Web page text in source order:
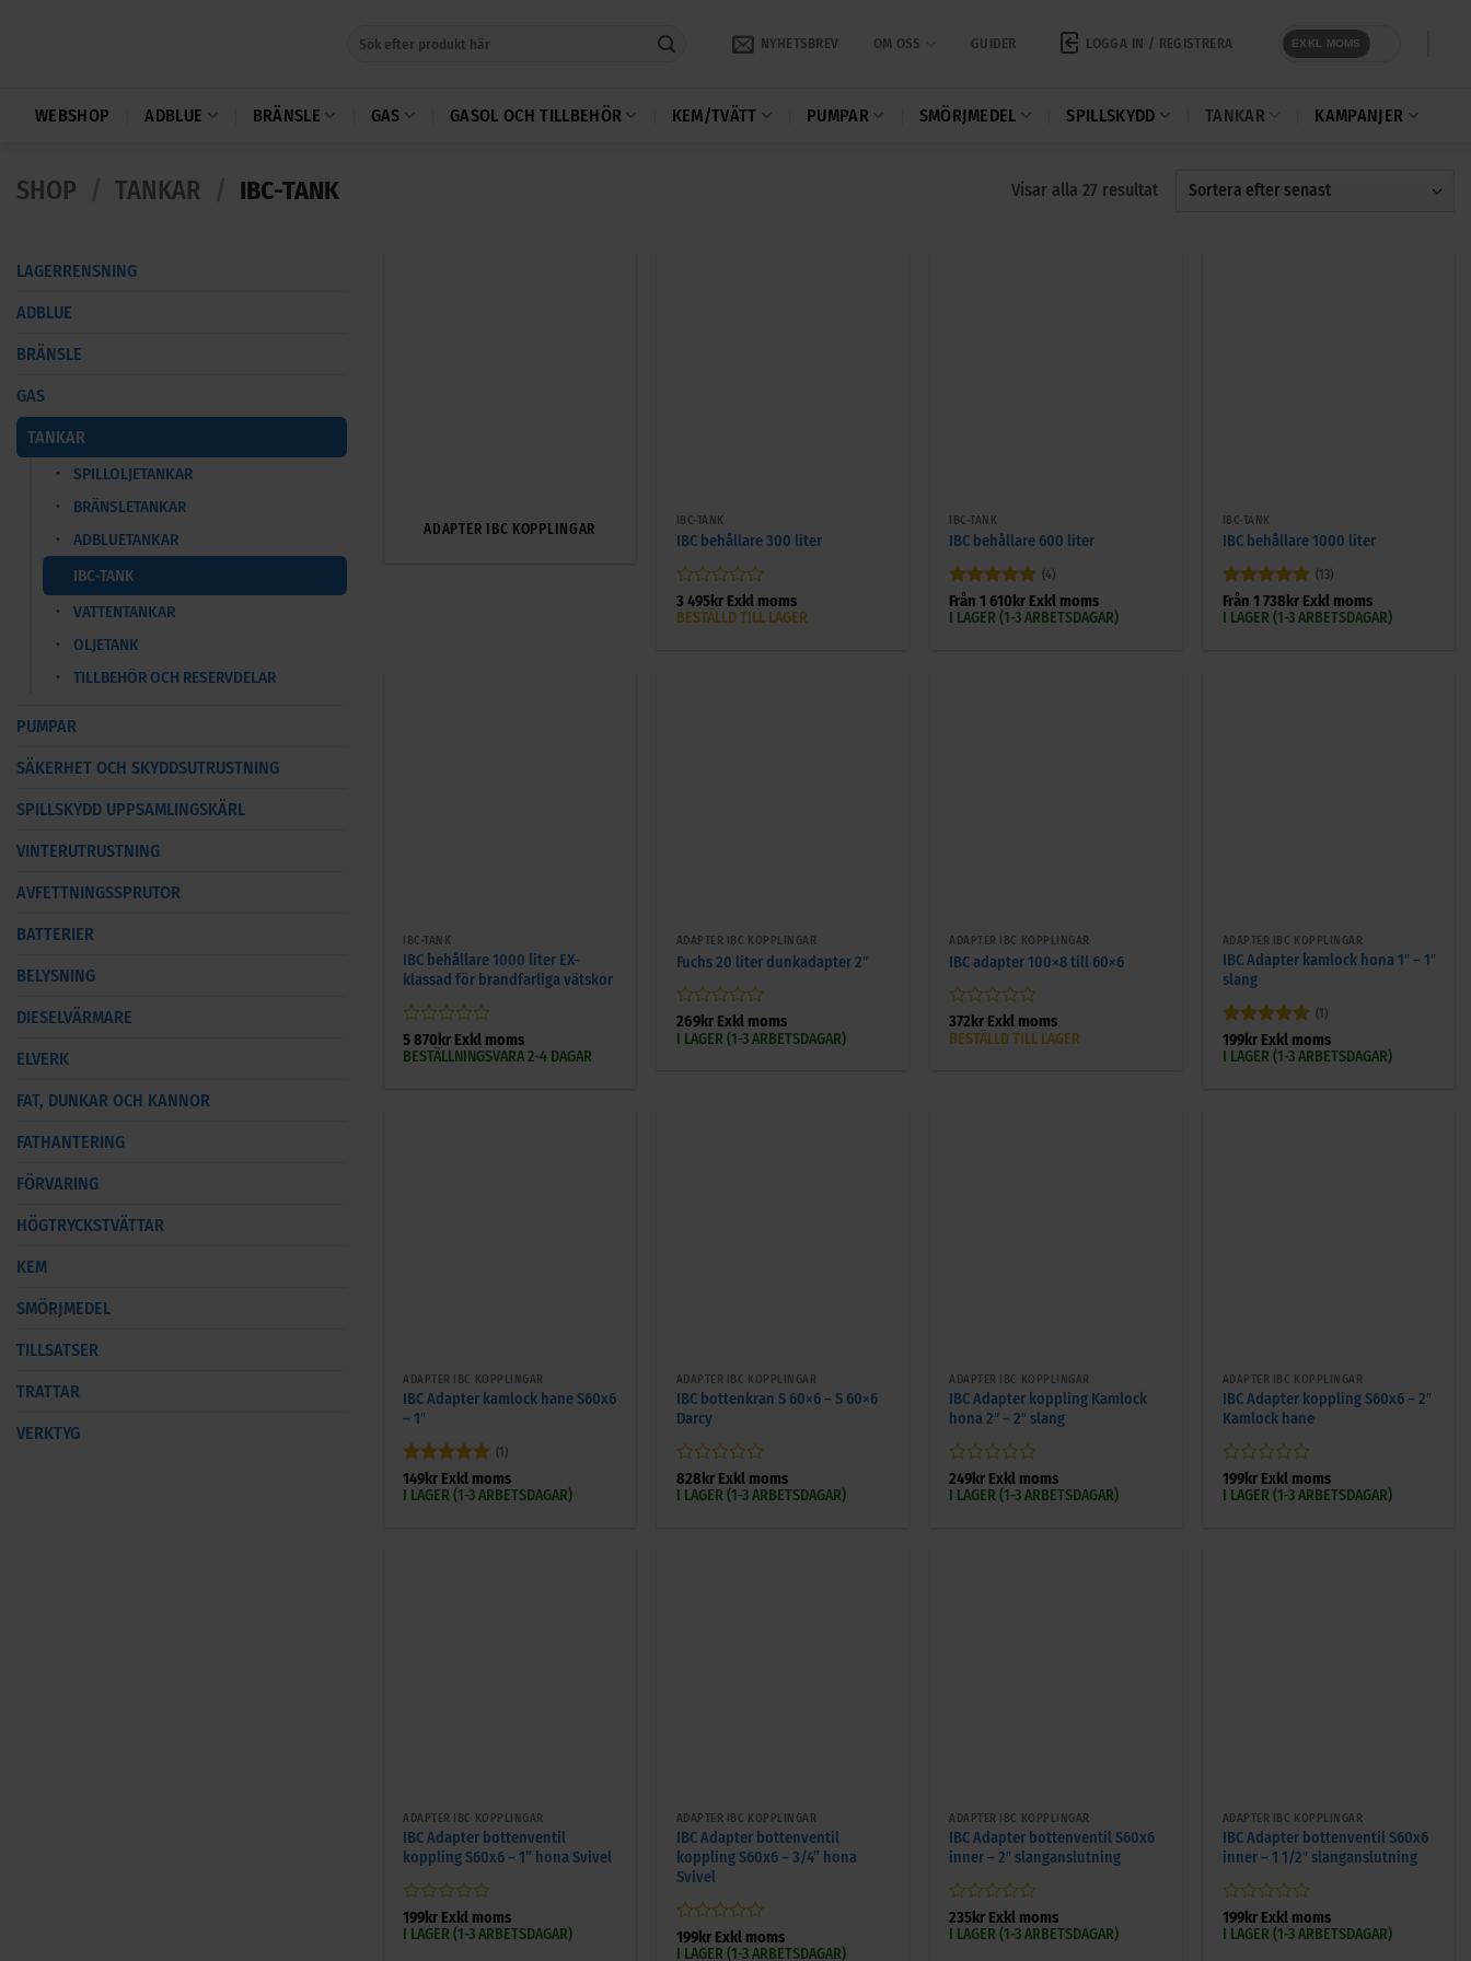
NYHETSBREV OM OSS GUIDER LOGGA IN / REGISTRERA EXKL MOMS
WEBSHOP ADBLUE BRÄNSLE GAS GASOL OCH TILLBEHÖR KEM/TVÄTT PUMPAR SMÖRJMEDEL SPILLSKYDD TANKAR KAMPANJER
SHOP TANKAR IBC-TANK Visar alla 27 resultatSortera
LAGERRENSNING
ADBLUE
BRÄNSLE
GAS
TANKAR
SPILLOLJETANKAR
BRÄNSLETANKAR
ADBLUETANKAR
IBC-TANK
VATTENTANKAR
OLJETANK
TILLBEHÖR OCH RESERVDELAR
PUMPAR
SÄKERHET OCH SKYDDSUTRUSTNING
SPILLSKYDD UPPSAMLINGSKÄRL
VINTERUTRUSTNING
AVFETTNINGSSPRUTOR
BATTERIER
BELYSNING
DIESELVÄRMARE
ELVERK
FAT, DUNKAR OCH KANNOR
FATHANTERING
FÖRVARING
HÖGTRYCKSTVÄTTAR
KEM
SMÖRJMEDEL
TILLSATSER
TRATTAR
VERKTYG
ADAPTER IBC KOPPLINGAR IBC-TANK
IBC behållare 300 liter
Betygsatt
0
3 495krExkl moms
BESTÄLLD TILL LAGER
IBC-TANK
IBC behållare 600 liter
Betygsatt5
av 5
(4)
Från1 610 kr Exkl moms
I LAGER (1-3 ARBETSDAGAR)
IBC-TANK
IBC behållare 1000 liter
Betygsatt5
av 5
(13)
Från 1 738 krExkl moms
I LAGER (1-3 ARBETSDAGAR)
IBC-TANK
IBC behållare 1000 liter EX-
klassad för brandfarliga vätskor
Betygsatt
0
5 870 kr Exkl moms
BESTÄLLNINGSVARA 2-4 DAGAR
ADAPTER IBC KOPPLINGAR
Fuchs 20 liter dunkadapter 2″
Betygsatt
0
269krExkl moms
I LAGER (1-3 ARBETSDAGAR)
ADAPTER IBC KOPPLINGAR
IBC adapter 100×8 till 60×6
Betygsatt
0
372 kr Exkl moms
BESTÄLLD TILL LAGER
ADAPTER IBC KOPPLINGAR
IBC Adapter kamlock hona 1″ – 1″
slang
Betygsatt5
av 5
(1)
199krExkl moms
I LAGER (1-3 ARBETSDAGAR)
ADAPTER IBC KOPPLINGAR
IBC Adapter kamlock hane S60x6
– 1″
Betygsatt5
av 5
(1)
149kr Exkl moms
I LAGER (1-3 ARBETSDAGAR)
ADAPTER IBC KOPPLINGAR
IBC bottenkran S 60×6 – S 60×6
Darcy
Betygsatt
0
828 krExkl moms
I LAGER (1-3 ARBETSDAGAR)
ADAPTER IBC KOPPLINGAR
IBC Adapter koppling Kamlock
hona 2″ – 2″ slang
Betygsatt
0
249kr Exkl moms
I LAGER (1-3 ARBETSDAGAR)
ADAPTER IBC KOPPLINGAR
IBC Adapter koppling S60x6 – 2″
Kamlock hane
Betygsatt
0
199krExkl moms
I LAGER (1-3 ARBETSDAGAR)
ADAPTER IBC KOPPLINGAR
IBC Adapter bottenventil
koppling S60x6 – 1” hona Svivel
Betygsatt
0
199kr Exkl moms
I LAGER (1-3 ARBETSDAGAR)
ADAPTER IBC KOPPLINGAR
IBC Adapter bottenventil
koppling S60x6 – 3/4” hona
Svivel
Betygsatt
0
199krExkl moms
I LAGER (1-3 ARBETSDAGAR)
ADAPTER IBC KOPPLINGAR
IBC Adapter bottenventil S60x6
inner – 2″ slanganslutning
Betygsatt
0
235kr Exkl moms
I LAGER (1-3 ARBETSDAGAR)
ADAPTER IBC KOPPLINGAR
IBC Adapter bottenventil S60x6
inner – 1 1/2″ slanganslutning
Betygsatt
0
199krExkl moms
I LAGER (1-3 ARBETSDAGAR)